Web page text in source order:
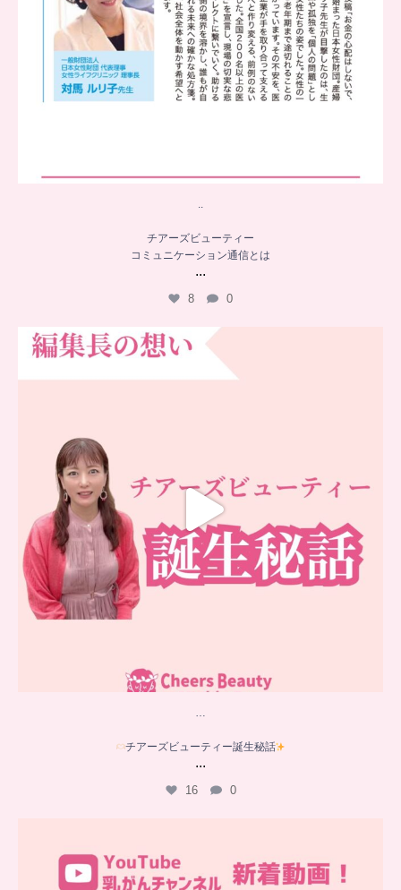
..
チアーズビューティー
コミュニケーション通信とは
...
8 0
チアーズビューティー誕生秘話
…
チアーズビューティー誕生秘話
...
16 0
新着動画
シコリと痛みを感じて
...